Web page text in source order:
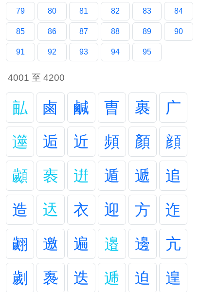
79 80 81 82 83 84
85 86 87 88 89 90
91 92 93 94 95
4001 至 4200
畆 鹵 鹹 曺 裹
广
遾
逅 近 頻 顏
顔
顪
袠 逬 遁 遞
追
造
迗 衣 迎 方
迮
翽
邀 遍 邉 邊
亢
劌
褢 迭 逓 迫
遑